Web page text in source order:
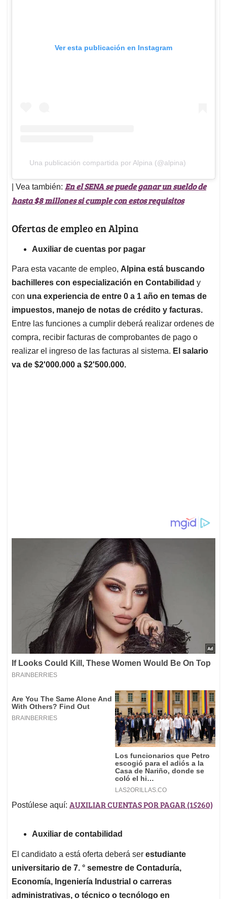
Ver esta publicación en Instagram
Una publicación compartida por Alpina (@alpina)
| Vea también: En el SENA se puede ganar un sueldo de
hasta $8 millones si cumple con estos requisitos
Ofertas de empleo en Alpina
Auxiliar de cuentas por pagar
Para esta vacante de empleo, Alpina está buscando
bachilleres con especialización en Contabilidad y
con una experiencia de entre 0 a 1 año en temas de
impuestos, manejo de notas de crédito y facturas.
Entre las funciones a cumplir deberá realizar ordenes de
compra, recibir facturas de comprobantes de pago o
realizar el ingreso de las facturas al sistema. El salario
va de $2'000.000 a $2'500.000.
Postúlese aquí: AUXILIAR CUENTAS POR PAGAR (15260)
Auxiliar de contabilidad
El candidato a está oferta deberá ser estudiante
universitario de 7. ° semestre de Contaduría,
Economía, Ingeniería Industrial o carreras
administrativas, o técnico o tecnólogo en